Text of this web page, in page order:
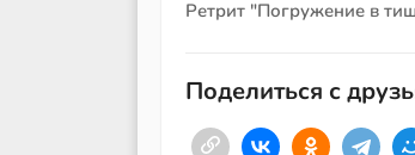
Ретрит "Погружение в
Поделиться с